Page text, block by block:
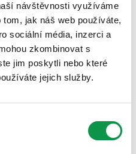
návštěvnosti využíváme
jak náš web používáte,
sociální média, inzerci a
zkombinovat s
jim poskytli nebo které
jejich služby.